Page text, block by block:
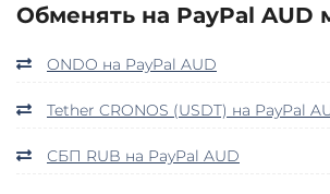
Обменять на PayPal AUD
ONDO на PayPal AUD
Tether CRONOS (USDT) на PayPal
СБП RUB на PayPal AUD